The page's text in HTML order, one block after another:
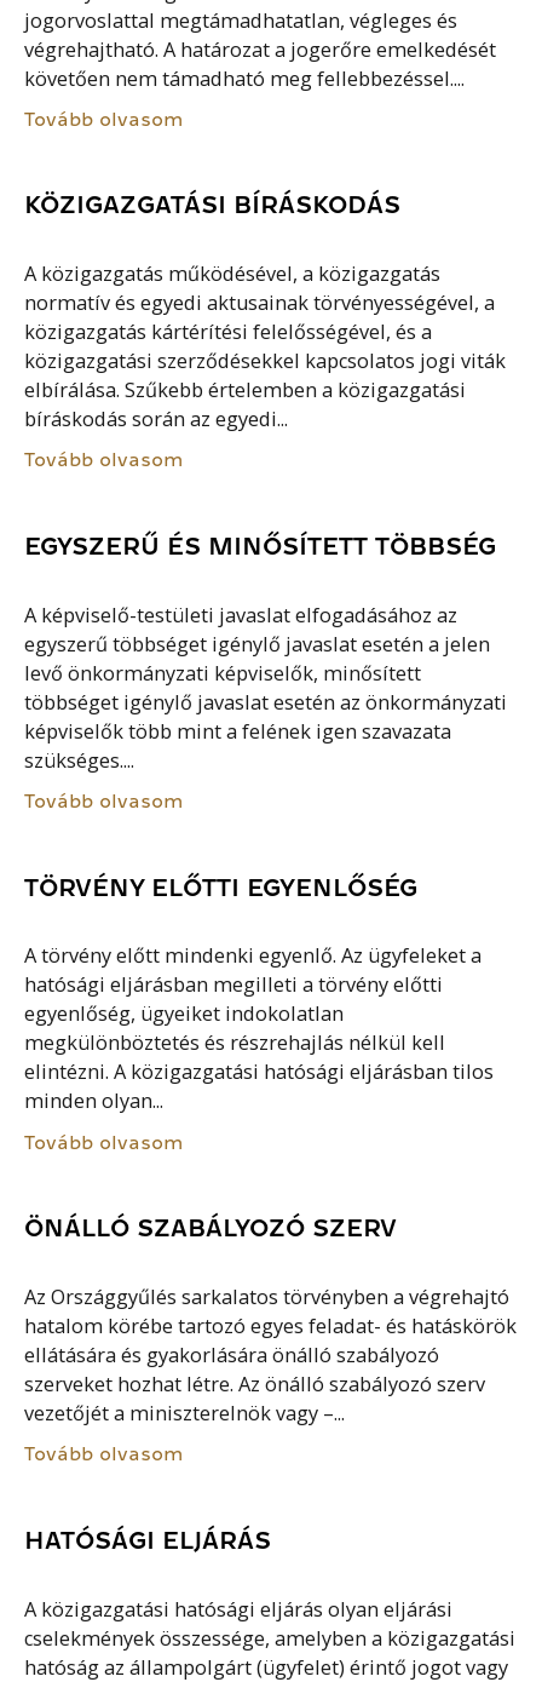
jogorvoslattal megtámadhatatlan, végleges és
végrehajtható. A határozat a jogerőre emelkedését
követően nem támadható meg fellebbezéssel....
Tovább olvasom
KÖZIGAZGATÁSI BÍRÁSKODÁS
A közigazgatás működésével, a közigazgatás
normatív és egyedi aktusainak törvényességével, a
közigazgatás kártérítési felelősségével, és a
közigazgatási szerződésekkel kapcsolatos jogi viták
elbírálása. Szűkebb értelemben a közigazgatási
bíráskodás során az egyedi...
Tovább olvasom
EGYSZERŰ ÉS MINŐSÍTETT TÖBBSÉG
A képviselő-testületi javaslat elfogadásához az
egyszerű többséget igénylő javaslat esetén a jelen
levő önkormányzati képviselők, minősített
többséget igénylő javaslat esetén az önkormányzati
képviselők több mint a felének igen szavazata
szükséges....
Tovább olvasom
TÖRVÉNY ELŐTTI EGYENLŐSÉG
A törvény előtt mindenki egyenlő. Az ügyfeleket a
hatósági eljárásban megilleti a törvény előtti
egyenlőség, ügyeiket indokolatlan
megkülönböztetés és részrehajlás nélkül kell
elintézni. A közigazgatási hatósági eljárásban tilos
minden olyan...
Tovább olvasom
ÖNÁLLÓ SZABÁLYOZÓ SZERV
Az Országgyűlés sarkalatos törvényben a végrehajtó
hatalom körébe tartozó egyes feladat- és hatáskörök
ellátására és gyakorlására önálló szabályozó
szerveket hozhat létre. Az önálló szabályozó szerv
vezetőjét a miniszterelnök vagy –...
Tovább olvasom
HATÓSÁGI ELJÁRÁS
A közigazgatási hatósági eljárás olyan eljárási
cselekmények összessége, amelyben a közigazgatási
hatóság az állampolgárt (ügyfelet) érintő jogot vagy